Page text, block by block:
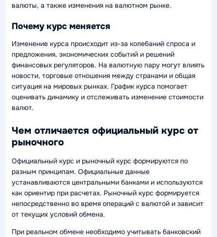
валюты, а также изменения на валютном рынке.
Почему курс меняется
Изменение курса происходит из-за колебаний спроса и
предложения, экономических событий и решений
финансовых регуляторов. На валютную пару могут влиять
новости, торговые отношения между странами и общая
ситуация на мировых рынках. График курса помогает
оценивать динамику и отслеживать изменение стоимости
валют.
Чем отличается официальный курс от
рыночного
Официальный курс и рыночный курс формируются по
разным принципам. Официальные данные
устанавливаются центральными банками и используются
как ориентир при расчетах. Рыночный курс формируется
непосредственно во время операций с валютой и зависит
от текущих условий обмена.
При реальном обмене необходимо учитывать банковский